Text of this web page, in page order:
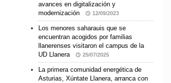
avances en digitalización y
modernización
12/09/2023
Los menores saharauis que se
encuentran acogidos por familias
llanerenses visitaron el campus de la
UD Llanera
25/07/2025
La primera comunidad energética de
Asturias, Xúntate Llanera, arranca con